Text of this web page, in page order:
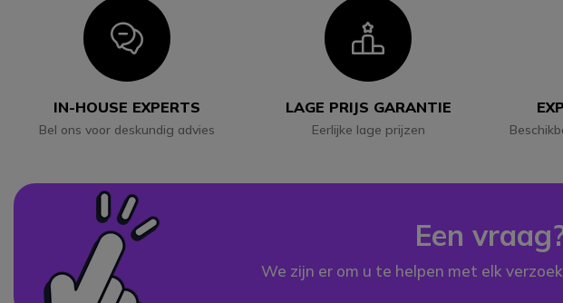
Icon
IN-HOUSE EXPERTS
Bel ons voor deskundig advies
Icon
LAGE PRIJS GARANTIE
Eerlijke lage prijzen
Een
We zijn er om u te helpen met elk